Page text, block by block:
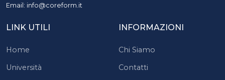
Email: info@coreform.it
LINK UTILI
Home
Università
INFORMAZIONI
Chi Siamo
Contatti